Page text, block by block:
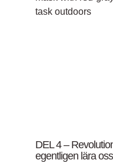
DEL 4 –
egentligen lära